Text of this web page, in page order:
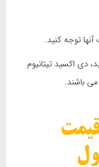
توجه کنید.
دی اکسید تیتانیوم
باشند.